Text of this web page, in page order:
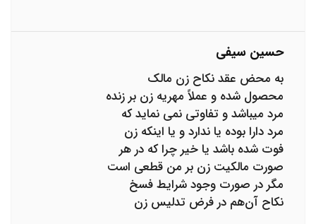
حسین سیفی
به محض عقد نکاح زن مالک
محصول شده و عملاً مهریه زن بر زنده
مرد میباشد و تفاوتی نمی نماید که
مرد دارا بوده یا ندارد و یا اینکه زن
فوت شده باشد یا خیر چرا که در هر
صورت مالکیت زن بر من قطعی است
مگر در صورت وجود شرایط فسخ
نکاح آن‌هم در فرض تدلیس زن